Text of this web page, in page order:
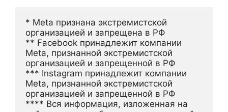
* Meta признана экстремистской
организацией и запрещена в РФ
** Facebook принадлежит компании
Meta, признанной экстремистской
организацией и запрещенной в РФ
*** Instagram принадлежит компании
Meta, признанной экстремистской
организацией и запрещенной в РФ
**** Вся информация, изложенная на